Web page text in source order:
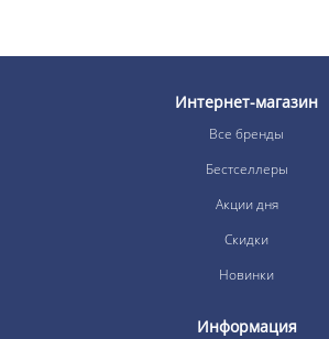
Интернет-магазин
Все бренды
Бестселлеры
Акции дня
Скидки
Новинки
Информация